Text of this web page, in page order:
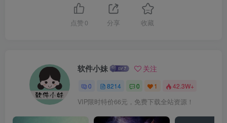
点赞 0 分享 收藏
软件小妹 关注
0 8214 0 1 42.3W+
VIP限时特价66元，免费下载全站资源！